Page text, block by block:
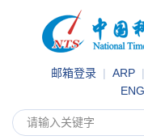
邮箱登录 | ARP |